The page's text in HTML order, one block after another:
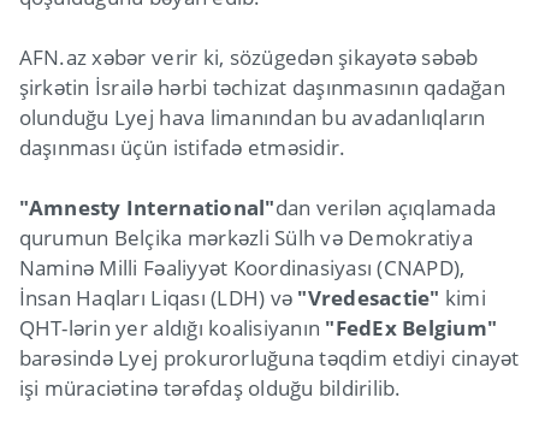
AFN.az xəbər verir ki, sözügedən şikayətə səbəb
şirkətin İsrailə hərbi təchizat daşınmasının qadağan
olunduğu Lyej hava limanından bu avadanlıqların
daşınması üçün istifadə etməsidir.
"Amnesty International"dan verilən açıqlamada
qurumun Belçika mərkəzli Sülh və Demokratiya
Naminə Milli Fəaliyyət Koordinasiyası (CNAPD),
İnsan Haqları Liqası (LDH) və "Vredesactie" kimi
QHT-lərin yer aldığı koalisiyanın "FedEx Belgium"
barəsində Lyej prokurorluğuna təqdim etdiyi cinayət
işi müraciətinə tərəfdaş olduğu bildirilib.